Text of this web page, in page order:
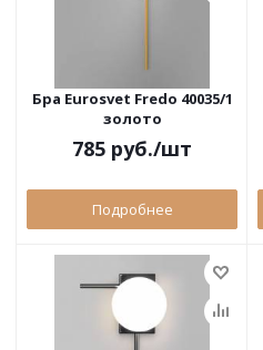
Бра Eurosvet Fredo 40035/1
золото
785 руб./шт
Подробнее